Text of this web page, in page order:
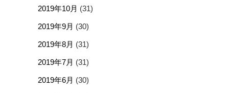
2019年10月 (31)
2019年9月 (30)
2019年8月 (31)
2019年7月 (31)
2019年6月 (30)